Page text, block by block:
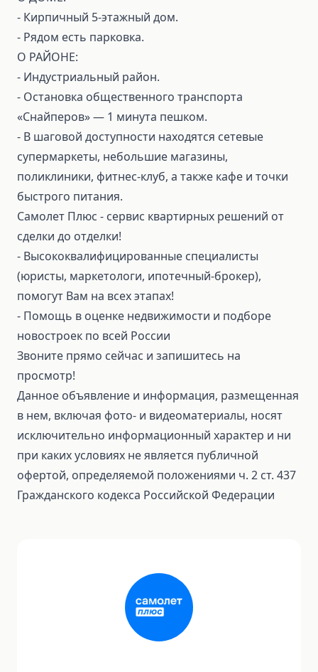
- Кирпичный 5‑этажный дом.
- Рядом есть парковка.
О РАЙОНЕ:
- Индустриальный район.
- Остановка общественного транспорта
«Снайперов» — 1 минута пешком.
- В шаговой доступности находятся сетевые
супермаркеты, небольшие магазины,
поликлиники, фитнес‑клуб, а также кафе и точки
быстрого питания.
Самолет Плюс - сервис квартирных решений от
сделки до отделки!
⁃ Высококвалифицированные специалисты
(юристы, маркетологи, ипотечный-брокер),
помогут Вам на всех этапах!
⁃ Помощь в оценке недвижимости и подборе
новостроек по всей России
Звоните прямо сейчас и запишитесь на
просмотр!
Данное объявление и информация, размещенная
в нем, включая фото- и видеоматериалы, носят
исключительно информационный характер и ни
при каких условиях не является публичной
офертой, определяемой положениями ч. 2 ст. 437
Гражданского кодекса Российской Федерации